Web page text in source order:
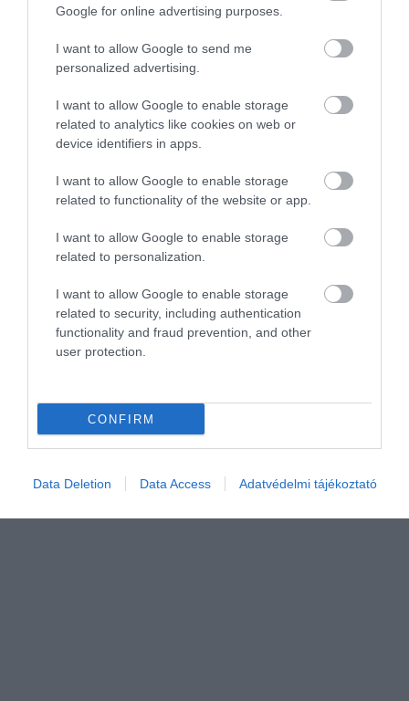
Google for online advertising purposes.
I want to allow Google to send me
personalized advertising.
I want to allow Google to enable storage
related to analytics like cookies on web or
device identifiers in apps.
I want to allow Google to enable storage
related to functionality of the website or app.
I want to allow Google to enable storage
related to personalization.
I want to allow Google to enable storage
related to security, including authentication
functionality and fraud prevention, and other
user protection.
CONFIRM
Data Deletion Data Access Adatvédelmi tájékoztató
Sokkoló, mennyibe kerül megmászni a Mount
Everestet
Mount Everest megmászása a világ számos
kalandorának…